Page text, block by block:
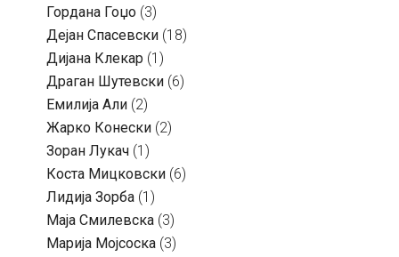
Гордана Гоџо (3)
Дејан Спасевски (18)
Дијана Клекар (1)
Драган Шутевски (6)
Емилија Али (2)
Жарко Конески (2)
Зоран Лукач (1)
Коста Мицковски (6)
Лидија Зорба (1)
Маја Смилевска (3)
Марија Мојсоска (3)